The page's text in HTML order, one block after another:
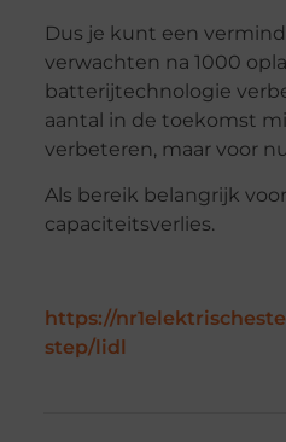
Dus je kunt een
verwachten na 1000
batterijtechnologie
aantal in de toekomst
verbeteren, maar voor
Als bereik belangrijk
capaciteitsverlies.
https://
step/lidl